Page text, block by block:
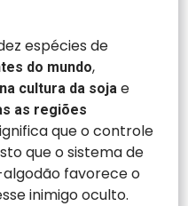
espécies de
do mundo,
cultura da soja e
as regiões
que o controle
que o sistema de
favorece o
inimigo oculto.